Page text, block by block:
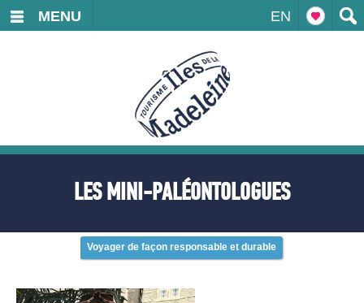
EN
MENU
LES MINI-PALÉONTOLOGUES
Voyager de façon responsable et durable